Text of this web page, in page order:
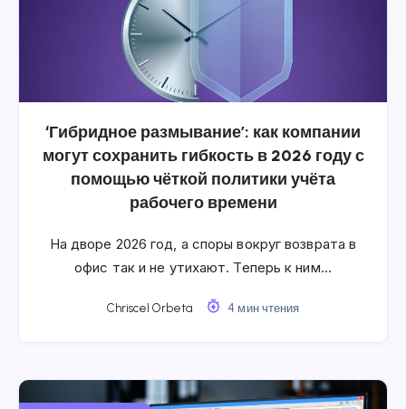
‘Гибридное размывание’: как компании
могут сохранить гибкость в 2026 году с
помощью чёткой политики учёта
рабочего времени
На дворе 2026 год, а споры вокруг возврата в
офис так и не утихают. Теперь к ним…
Chriscel Orbeta 4 мин чтения